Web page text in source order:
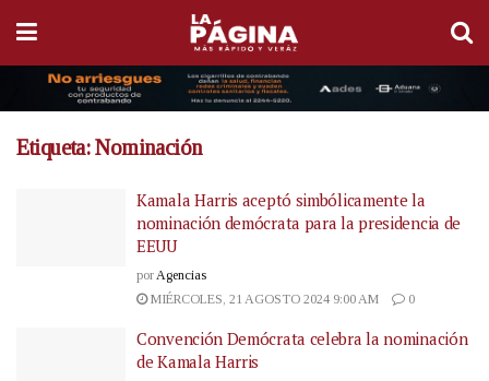
Etiqueta:Nominación
Kamala Harris aceptó simbólicamente la
nominación demócrata para la presidencia de
EEUU
por Agencias
MIÉRCOLES, 21 AGOSTO 2024 9:00 AM
0
Convención Demócrata celebra la nominación
de Kamala Harris